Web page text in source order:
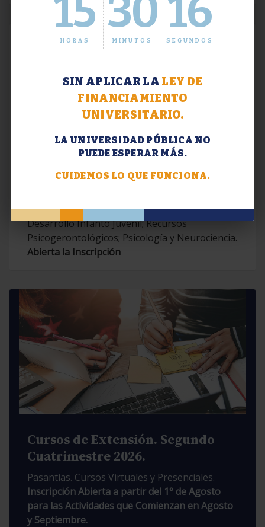
15
HORAS
30
MINUTOS
17
SEGUNDOS
SIN APLICAR LA LEY DE
FINANCIAMIENTO
UNIVERSITARIO.
LA UNIVERSIDAD PÚBLICA NO
PUEDE ESPERAR MÁS.
CUIDEMOS LO QUE FUNCIONA.
Extensión. Diplomaturas 2026.
Contemporáneas; Problemáticas en el
Desarrollo Infanto Juvenil; Recursos
Psicogerontológicos; Psicología y Neurociencia.
Abierta la Inscripción
Cursos de Extensión. Segundo
Cuatrimestre 2026.
Pasantías. Cursos Virtuales y Presenciales.
Inscripción Abierta a partir del 1° de Agosto
para las Actividades que Comienzan en Agosto
y Septiembre.